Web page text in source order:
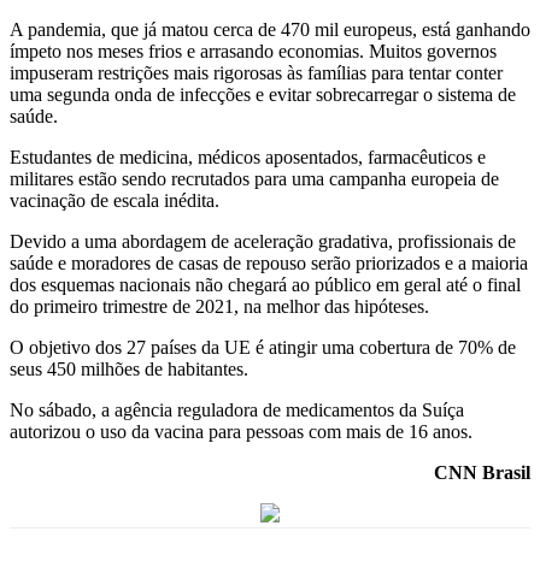
A pandemia, que já matou cerca de 470 mil europeus, está ganhando
ímpeto nos meses frios e arrasando economias. Muitos governos
impuseram restrições mais rigorosas às famílias para tentar conter
uma segunda onda de infecções e evitar sobrecarregar o sistema de
saúde.
Estudantes de medicina, médicos aposentados, farmacêuticos e
militares estão sendo recrutados para uma campanha europeia de
vacinação de escala inédita.
Devido a uma abordagem de aceleração gradativa, profissionais de
saúde e moradores de casas de repouso serão priorizados e a maioria
dos esquemas nacionais não chegará ao público em geral até o final
do primeiro trimestre de 2021, na melhor das hipóteses.
O objetivo dos 27 países da UE é atingir uma cobertura de 70% de
seus 450 milhões de habitantes.
No sábado, a agência reguladora de medicamentos da Suíça
autorizou o uso da vacina para pessoas com mais de 16 anos.
CNN Brasil